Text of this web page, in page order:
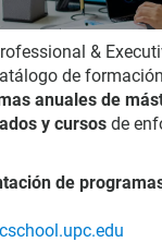
&
de
anuales de
y cursos de
de